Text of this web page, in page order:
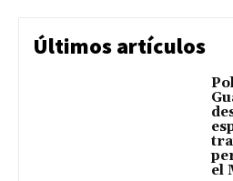
Últimos artículos
el